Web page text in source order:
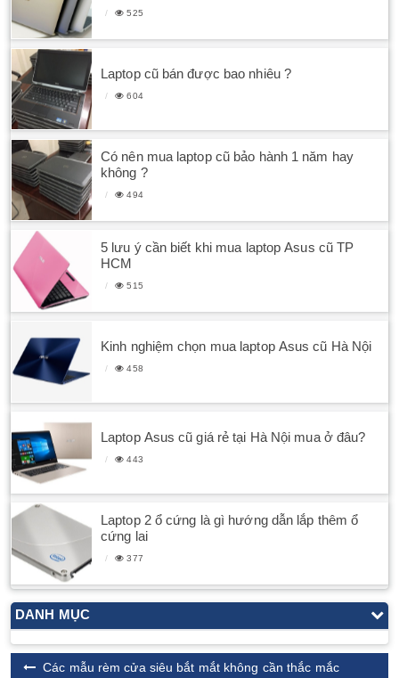
525
Laptop cũ bán được bao nhiêu ?
604
Có nên mua laptop cũ bảo hành 1 năm hay
không ?
494
5 lưu ý cần biết khi mua laptop Asus cũ TP
HCM
515
Kinh nghiệm chọn mua laptop Asus cũ Hà Nội
458
Laptop Asus cũ giá rẻ tại Hà Nội mua ở đâu?
443
Laptop 2 ổ cứng là gì hướng dẫn lắp thêm ổ
cứng lai
377
DANH MỤC
Các mẫu rèm cửa siêu bắt mắt không cần thắc mắc